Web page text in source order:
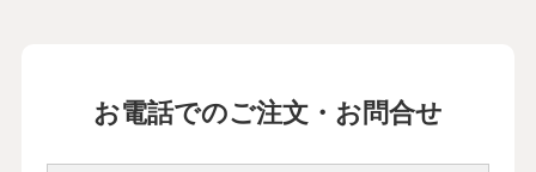
お電話でのご注文・お問合せ